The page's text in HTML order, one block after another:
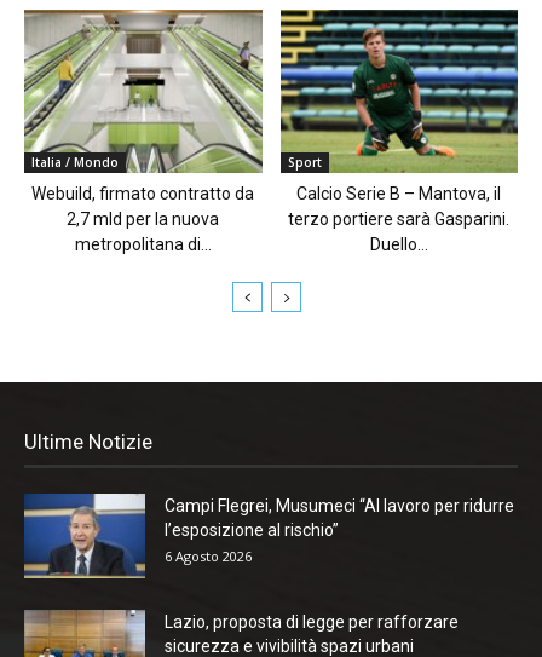
Italia / Mondo
Webuild, firmato contratto da
2,7 mld per la nuova
metropolitana di...
Sport
Calcio Serie B – Mantova, il
terzo portiere sarà Gasparini.
Duello...
Ultime Notizie
Campi Flegrei, Musumeci “Al lavoro per ridurre
l’esposizione al rischio”
6 Agosto 2026
Lazio, proposta di legge per rafforzare
sicurezza e vivibilità spazi urbani